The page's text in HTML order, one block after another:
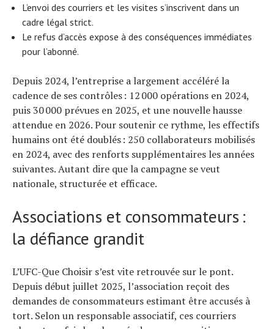
L’envoi des courriers et les visites s’inscrivent dans un
cadre légal strict.
Le refus d’accès expose à des conséquences immédiates
pour l’abonné.
Depuis 2024, l’entreprise a largement accéléré la
cadence de ses contrôles : 12 000 opérations en 2024,
puis 30 000 prévues en 2025, et une nouvelle hausse
attendue en 2026. Pour soutenir ce rythme, les effectifs
humains ont été doublés : 250 collaborateurs mobilisés
en 2024, avec des renforts supplémentaires les années
suivantes. Autant dire que la campagne se veut
nationale, structurée et efficace.
Associations et consommateurs :
la défiance grandit
L’UFC-Que Choisir s’est vite retrouvée sur le pont.
Depuis début juillet 2025, l’association reçoit des
demandes de consommateurs estimant être accusés à
tort. Selon un responsable associatif, ces courriers